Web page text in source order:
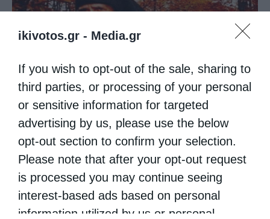
ikivotos.gr - Media.gr
If you wish to opt-out of the sale, sharing to
third parties, or processing of your personal
or sensitive information for targeted
advertising by us, please use the below
opt-out section to confirm your selection.
Please note that after your opt-out request
is processed you may continue seeing
interest-based ads based on personal
information utilized by us or personal
Άγιος Παΐσιος: Η γλυκύτητα της πνευματικής ζωής